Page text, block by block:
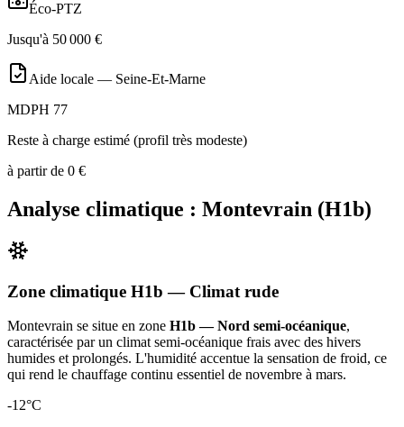
Éco-PTZ
Jusqu'à 50 000 €
Aide locale — Seine-Et-Marne
MDPH 77
Reste à charge estimé (profil très modeste)
à partir de 0 €
Analyse climatique : Montevrain (H1b)
Zone climatique H1b — Climat rude
Montevrain se situe en zone H1b — Nord semi-océanique,
caractérisée par un climat semi-océanique frais avec des hivers
humides et prolongés. L'humidité accentue la sensation de froid, ce
qui rend le chauffage continu essentiel de novembre à mars.
-12°C